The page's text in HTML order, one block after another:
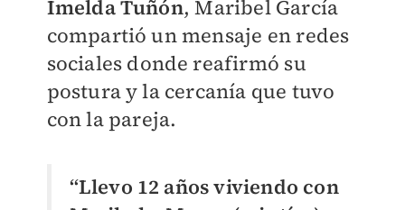
Imelda Tuñón, Maribel García
compartió un mensaje en redes
sociales donde reafirmó su
postura y la cercanía que tuvo
con la pareja.
“Llevo 12 años viviendo con